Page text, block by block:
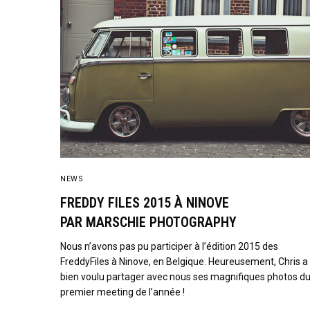
NEWS
FREDDY FILES 2015 À NINOVE
PAR MARSCHIE PHOTOGRAPHY
Nous n’avons pas pu participer à l’édition 2015 des
FreddyFiles à Ninove, en Belgique. Heureusement, Chris a
bien voulu partager avec nous ses magnifiques photos
premier meeting de l’année !